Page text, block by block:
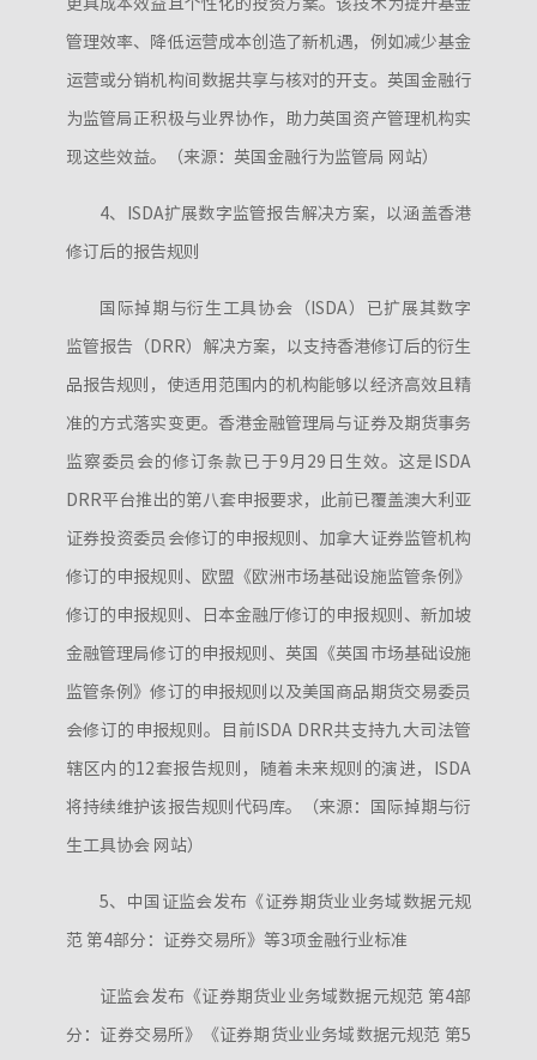
更具成本效益且个性化的投资方案。该技术为提升基金
管理效率、降低运营成本创造了新机遇，例如减少基金
运营或分销机构间数据共享与核对的开支。英国金融行
为监管局正积极与业界协作，助力英国资产管理机构实
现这些效益。（来源：英国金融行为监管局 网站）
4、ISDA扩展数字监管报告解决方案，以涵盖香港
修订后的报告规则
国际掉期与衍生工具协会（ISDA）已扩展其数字
监管报告（DRR）解决方案，以支持香港修订后的衍生
品报告规则，使适用范围内的机构能够以经济高效且精
准的方式落实变更。香港金融管理局与证券及期货事务
监察委员会的修订条款已于9月29日生效。这是ISDA
DRR平台推出的第八套申报要求，此前已覆盖澳大利亚
证券投资委员会修订的申报规则、加拿大证券监管机构
修订的申报规则、欧盟《欧洲市场基础设施监管条例》
修订的申报规则、日本金融厅修订的申报规则、新加坡
金融管理局修订的申报规则、英国《英国市场基础设施
监管条例》修订的申报规则以及美国商品期货交易委员
会修订的申报规则。目前ISDA DRR共支持九大司法管
辖区内的12套报告规则，随着未来规则的演进，ISDA
将持续维护该报告规则代码库。（来源：国际掉期与衍
生工具协会 网站）
5、中国证监会发布《证券期货业业务域数据元规
范 第4部分：证券交易所》等3项金融行业标准
证监会发布《证券期货业业务域数据元规范 第4部
分：证券交易所》《证券期货业业务域数据元规范 第5